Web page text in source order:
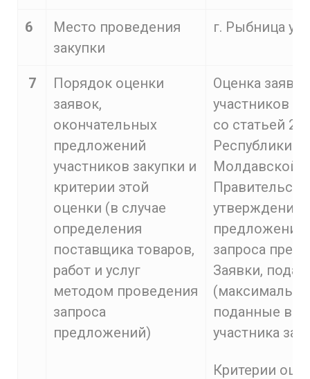
6
Место проведения
закупки
г. Рыбница
7
Порядок оценки
заявок,
окончательных
предложений
участников закупки и
критерии этой
оценки (в случае
определения
поставщика товаров,
работ и услуг
методом проведения
запроса
предложений)
Оценка
участников
со статьей
Молдавской
утверждении
предложений
запроса
Заявки,
поданные в
участника
Критерии